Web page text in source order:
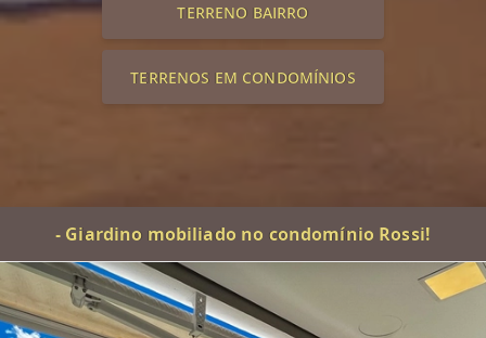
TERRENO BAIRRO
TERRENOS EM CONDOMÍNIOS
- Giardino mobiliado no condomínio Rossi!